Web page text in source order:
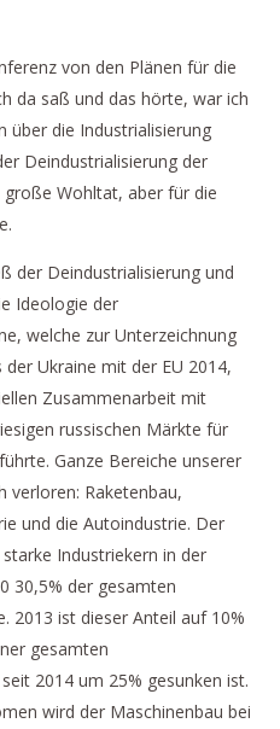
von den Plänen für die
da saß und das hörte, war ich
über die Industrialisierung
Deindustrialisierung der
große Wohltat, aber für die
der Deindustrialisierung und
Ideologie der
welche zur Unterzeichnung
Ukraine mit der EU 2014,
Zusammenarbeit mit
russischen Märkte für
Ganze Bereiche unserer
verloren: Raketenbau,
und die Autoindustrie. Der
Industriekern in der
30,5% der gesamten
2013 ist dieser Anteil auf 10%
gesamten
2014 um 25% gesunken ist.
wird der Maschinenbau bei